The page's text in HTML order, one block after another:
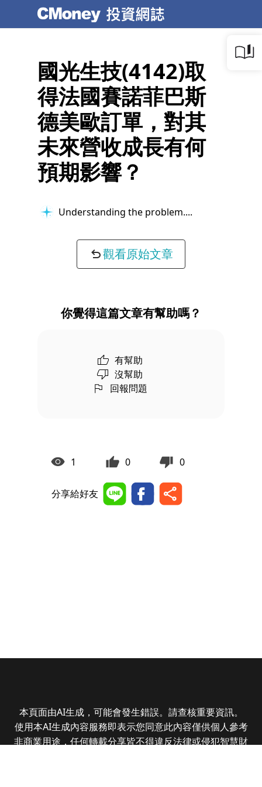
國光生技(4142)取
得法國賽諾菲巴斯
德美歐訂單，對其
未來營收成長有何
預期影響？
Understanding the problem...
觀看原始文章
你覺得這篇文章有幫助嗎？
有幫助
沒幫助
回報問題
1 0 0
分享給好友
本頁面由AI生成，可能會發生錯誤。請查核重要資訊。
使用本AI生成內容服務即表示您同意此內容僅供個人參考
非商業用途，任何轉載分享皆不得違反法律或侵犯智慧財